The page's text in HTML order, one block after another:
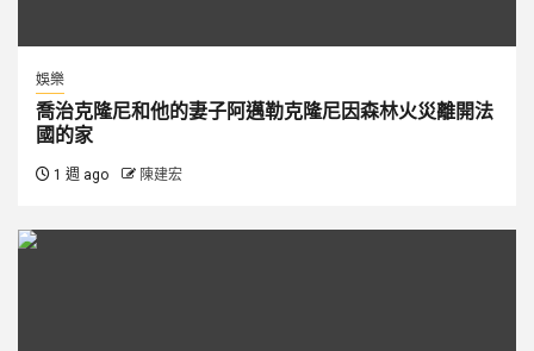
娛樂
喬治克隆尼和他的妻子阿邁勒克隆尼因森林火災離開法
國的家
1 週 ago 陳建宏